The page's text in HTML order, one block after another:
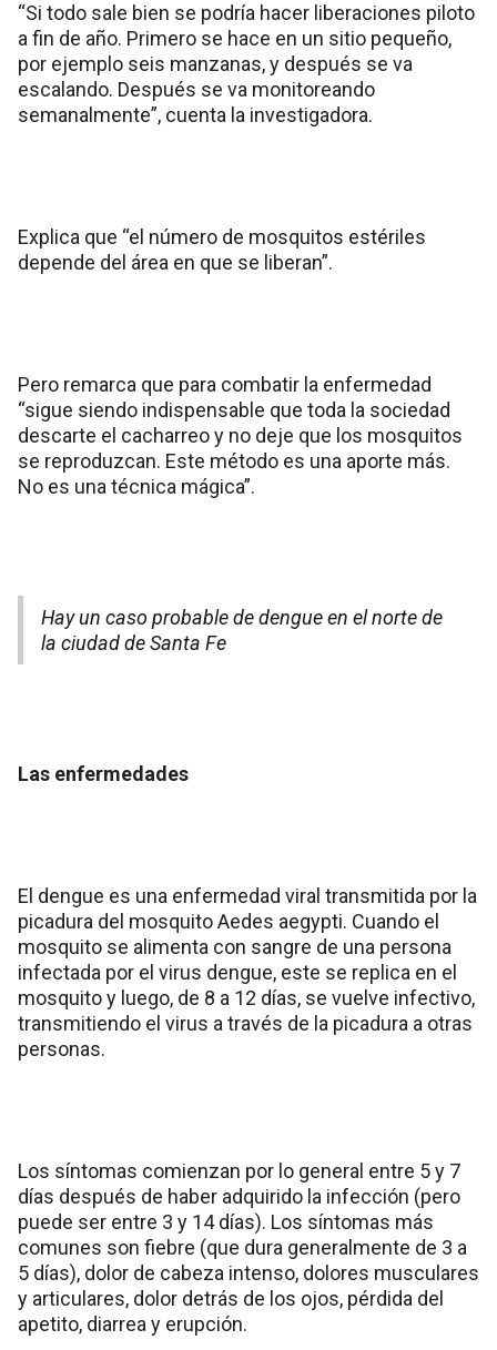
“Si todo sale bien se podría hacer liberaciones piloto
a fin de año. Primero se hace en un sitio pequeño,
por ejemplo seis manzanas, y después se va
escalando. Después se va monitoreando
semanalmente”, cuenta la investigadora.
Explica que “el número de mosquitos estériles
depende del área en que se liberan”.
Pero remarca que para combatir la enfermedad
“sigue siendo indispensable que toda la sociedad
descarte el cacharreo y no deje que los mosquitos
se reproduzcan. Este método es una aporte más.
No es una técnica mágica”.
Hay un caso probable de dengue en el norte de
la ciudad de Santa Fe
Las enfermedades
El dengue es una enfermedad viral transmitida por la
picadura del mosquito Aedes aegypti. Cuando el
mosquito se alimenta con sangre de una persona
infectada por el virus dengue, este se replica en el
mosquito y luego, de 8 a 12 días, se vuelve infectivo,
transmitiendo el virus a través de la picadura a otras
personas.
Los síntomas comienzan por lo general entre 5 y 7
días después de haber adquirido la infección (pero
puede ser entre 3 y 14 días). Los síntomas más
comunes son fiebre (que dura generalmente de 3 a
5 días), dolor de cabeza intenso, dolores musculares
y articulares, dolor detrás de los ojos, pérdida del
apetito, diarrea y erupción.